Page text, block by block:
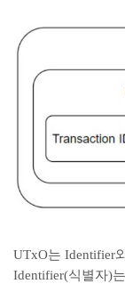
UTxO는 Identifier
Identifier(식별자)